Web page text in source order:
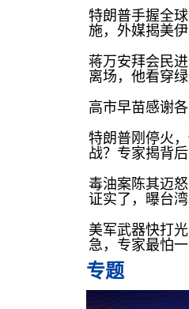
特朗普手握全
施，外媒揭美
蒋万安拜会民
离场，他看穿
高市早苗感谢
特朗普刚停火
战？专家揭背
毒油案陈其迈
证实了，曝台
美军武器快打
急，专家最怕
专题